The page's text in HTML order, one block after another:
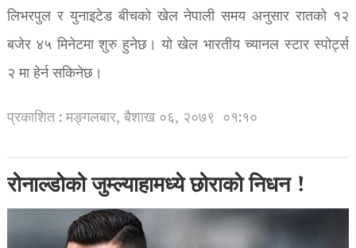
लिभरपुल र युनाइटेड बीचको खेल नेपाली समय अनुसार रातको १२
बजेर ४५ मिनेटमा शुरु हुनेछ। यो खेल भारतीय च्यानल स्टार स्पोर्ट्स
२ मा हेर्न सकिनेछ।
प्रकाशित : मङ्गलबार, बैशाख ०६, २०७९ ०१:१०
रोनाल्डोको जुम्ल्याहामध्ये छोराको निधन !